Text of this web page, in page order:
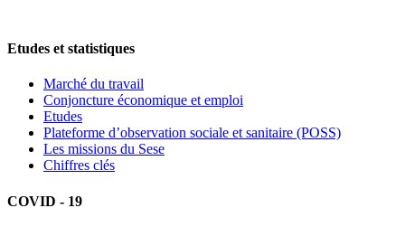
Etudes et statistiques
Marché du travail
Conjoncture économique et emploi
Etudes
Plateforme d’observation sociale et sanitaire (POSS)
Les missions du Sese
Chiffres clés
COVID - 19